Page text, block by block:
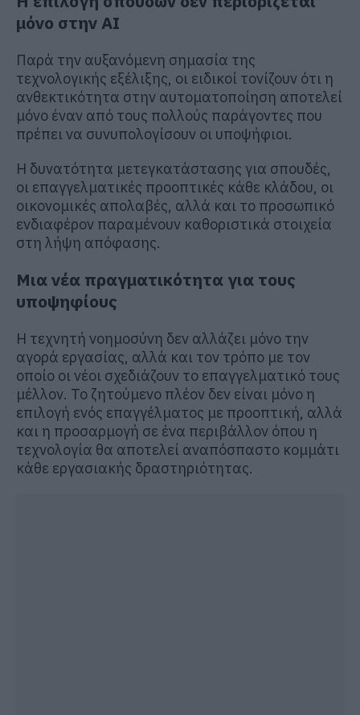
μόνο στην AI
Παρά την αυξανόμενη σημασία της
τεχνολογικής εξέλιξης, οι ειδικοί τονίζουν ότι η
ανθεκτικότητα στην αυτοματοποίηση αποτελεί
μόνο έναν από τους πολλούς παράγοντες που
πρέπει να συνυπολογίσουν οι υποψήφιοι.
Η δυνατότητα μετεγκατάστασης για σπουδές,
οι επαγγελματικές προοπτικές κάθε κλάδου, οι
οικονομικές απολαβές, αλλά και το προσωπικό
ενδιαφέρον παραμένουν καθοριστικά στοιχεία
στη λήψη απόφασης.
Μια νέα πραγματικότητα για τους
υποψηφίους
Η τεχνητή νοημοσύνη δεν αλλάζει μόνο την
αγορά εργασίας, αλλά και τον τρόπο με τον
οποίο οι νέοι σχεδιάζουν το επαγγελματικό τους
μέλλον. Το ζητούμενο πλέον δεν είναι μόνο η
επιλογή ενός επαγγέλματος με προοπτική, αλλά
και η προσαρμογή σε ένα περιβάλλον όπου η
τεχνολογία θα αποτελεί αναπόσπαστο κομμάτι
κάθε εργασιακής δραστηριότητας.